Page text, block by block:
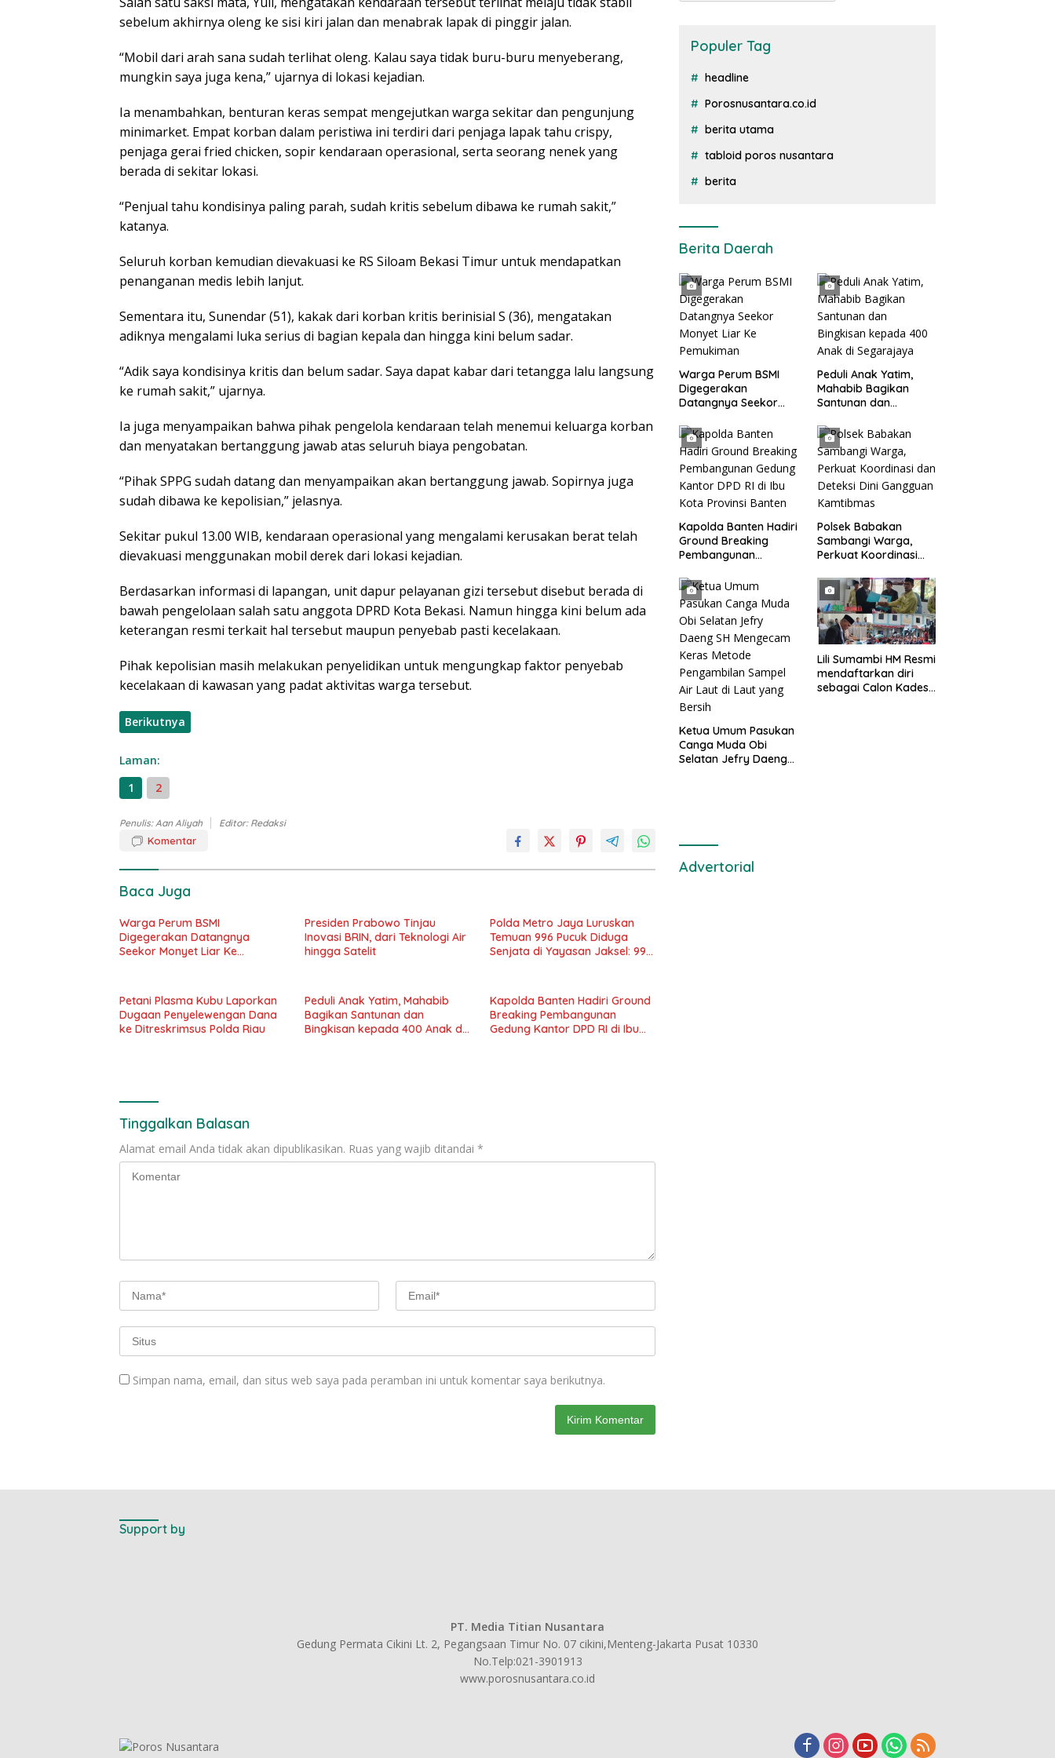
sebelum akhirnya oleng ke sisi kiri jalan dan menabrak lapak di pinggir jalan.
“Mobil dari arah sana sudah terlihat oleng. Kalau saya tidak buru-buru menyeberang,
mungkin saya juga kena,” ujarnya di lokasi kejadian.
Ia menambahkan, benturan keras sempat mengejutkan warga sekitar dan pengunjung
minimarket. Empat korban dalam peristiwa ini terdiri dari penjaga lapak tahu crispy,
penjaga gerai fried chicken, sopir kendaraan operasional, serta seorang nenek yang
berada di sekitar lokasi.
“Penjual tahu kondisinya paling parah, sudah kritis sebelum dibawa ke rumah sakit,”
katanya.
Seluruh korban kemudian dievakuasi ke RS Siloam Bekasi Timur untuk mendapatkan
penanganan medis lebih lanjut.
Sementara itu, Sunendar (51), kakak dari korban kritis berinisial S (36), mengatakan
adiknya mengalami luka serius di bagian kepala dan hingga kini belum sadar.
“Adik saya kondisinya kritis dan belum sadar. Saya dapat kabar dari tetangga lalu langsung
ke rumah sakit,” ujarnya.
Ia juga menyampaikan bahwa pihak pengelola kendaraan telah menemui keluarga korban
dan menyatakan bertanggung jawab atas seluruh biaya pengobatan.
“Pihak SPPG sudah datang dan menyampaikan akan bertanggung jawab. Sopirnya juga
sudah dibawa ke kepolisian,” jelasnya.
Sekitar pukul 13.00 WIB, kendaraan operasional yang mengalami kerusakan berat telah
dievakuasi menggunakan mobil derek dari lokasi kejadian.
Berdasarkan informasi di lapangan, unit dapur pelayanan gizi tersebut disebut berada di
bawah pengelolaan salah satu anggota DPRD Kota Bekasi. Namun hingga kini belum ada
keterangan resmi terkait hal tersebut maupun penyebab pasti kecelakaan.
Pihak kepolisian masih melakukan penyelidikan untuk mengungkap faktor penyebab
kecelakaan di kawasan yang padat aktivitas warga tersebut.
Berikutnya
Laman:
1
2
Penulis: Aan Aliyah Editor: Redaksi
Komentar
Baca Juga
Warga Perum BSMI
Digegerakan Datangnya
Seekor Monyet Liar Ke
Presiden Prabowo Tinjau
Inovasi BRIN, dari Teknologi Air
hingga Satelit
Polda Metro Jaya Luruskan
Temuan 996 Pucuk Diduga
Senjata di Yayasan Jaksel: 995
Petani Plasma Kubu Laporkan
Dugaan Penyelewengan Dana
ke Ditreskrimsus Polda Riau
Peduli Anak Yatim, Mahabib
Bagikan Santunan dan
Bingkisan kepada 400 Anak di
Kapolda Banten Hadiri Ground
Breaking Pembangunan
Gedung Kantor DPD RI di Ibu
Tinggalkan Balasan
Alamat email Anda tidak akan dipublikasikan. Ruas yang wajib ditandai *
Simpan nama, email, dan situs web saya pada peramban ini untuk komentar saya berikutnya.
Populer Tag
headline
Porosnusantara.co.id
berita utama
tabloid poros nusantara
berita
Berita Daerah
Warga Perum BSMI
Digegerakan
Datangnya Seekor
Pemukiman
Peduli Anak Yatim,
Mahabib Bagikan
Santunan dan
Anak di Segarajaya
Kapolda Banten Hadiri
Ground Breaking
Pembangunan
di Ibu Kota Provinsi
Banten
Polsek Babakan
Sambangi Warga,
Perkuat Koordinasi
Gangguan Kamtibmas
Ketua Umum Pasukan
Canga Muda Obi
Selatan Jefry Daeng
Lili Sumambi HM Resmi
mendaftarkan diri
sebagai Calon Kades
Advertorial
Support by
PT. Media Titian Nusantara
Gedung Permata Cikini Lt. 2, Pegangsaan Timur No. 07 cikini,Menteng-Jakarta Pusat 10330
No.Telp:021-3901913
www.porosnusantara.co.id